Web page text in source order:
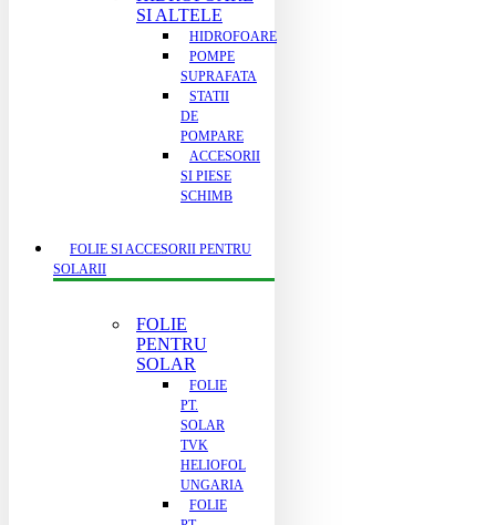
SI ALTELE
HIDROFOARE
POMPE
SUPRAFATA
STATII
DE
POMPARE
ACCESORII
SI PIESE
SCHIMB
FOLIE SI ACCESORII PENTRU
SOLARII
FOLIE
PENTRU
SOLAR
FOLIE
PT.
SOLAR
TVK
HELIOFOL
UNGARIA
FOLIE